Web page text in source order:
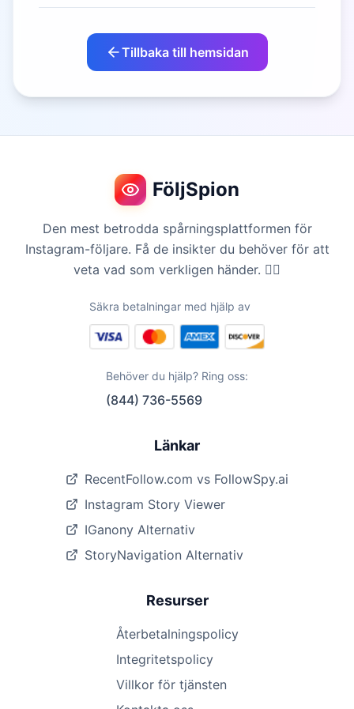
Tillbaka till hemsidan
FöljSpion
Den mest betrodda spårningsplattformen för
Instagram-följare. Få de insikter du behöver för att
veta vad som verkligen händer. 🕵️‍♀️
Säkra betalningar med hjälp av
Behöver du hjälp? Ring oss:
(844) 736-5569
Länkar
RecentFollow.com vs FollowSpy.ai
Instagram Story Viewer
IGanony Alternativ
StoryNavigation Alternativ
Resurser
Återbetalningspolicy
Integritetspolicy
Villkor för tjänsten